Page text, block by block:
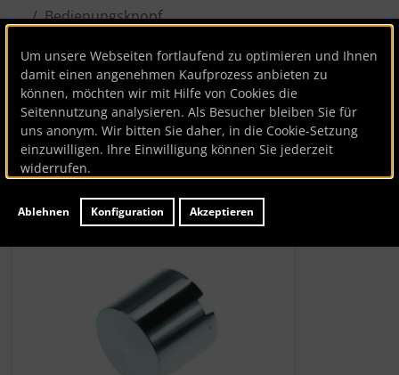
Bedienungsknopf
Bauknecht
Bedienungsknopf
Artikelnummer BK51921
Hersteller:Bauknecht
Wenn mehr als ein Produktbild existiert, können Sie die
Um unsere Webseiten fortlaufend zu optimieren und Ihnen
damit einen angenehmen Kaufprozess anbieten zu
können, möchten wir mit Hilfe von Cookies die
Seitennutzung analysieren. Als Besucher bleiben Sie für
uns anonym. Wir bitten Sie daher, in die Cookie-Setzung
einzuwilligen. Ihre Einwilligung können Sie jederzeit
widerrufen.
Akzeptieren
Ablehnen Konfiguration